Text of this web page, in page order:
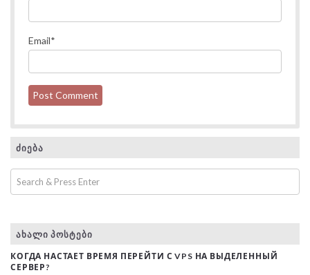
Email*
ᲫᲘᲔᲑᲐ
ᲐᲮᲐᲚᲘ ᲞᲝᲡᲢᲔᲑᲘ
КОГДА НАСТАЕТ ВРЕМЯ ПЕРЕЙТИ С VPS НА ВЫДЕЛЕННЫЙ
СЕРВЕР?